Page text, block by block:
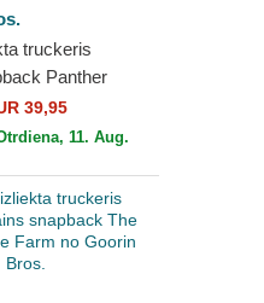
truckeris
Panther
Farm no
39,95
11. Aug.